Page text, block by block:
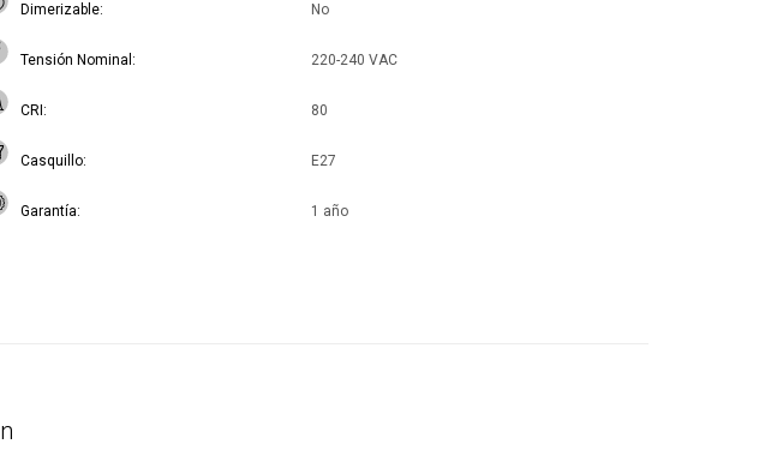
Dimerizable No
Tensión Nominal 220-240 VAC
CRI 80
Casquillo E27
Garantía 1 año